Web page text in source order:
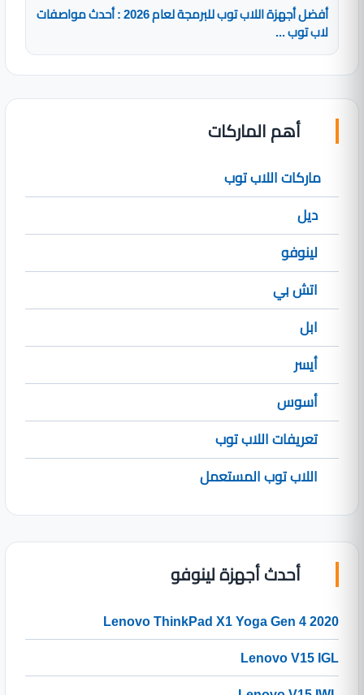
أفضل أجهزة اللاب توب للبرمجة لعام 2026 : أحدث مواصفات
لاب توب ...
أهم الماركات
ماركات اللاب توب
ديل
لينوفو
اتش بي
ابل
أيسر
أسوس
تعريفات اللاب توب
اللاب توب المستعمل
أحدث أجهزة لينوفو
Lenovo ThinkPad X1 Yoga Gen 4 2020
Lenovo V15 IGL